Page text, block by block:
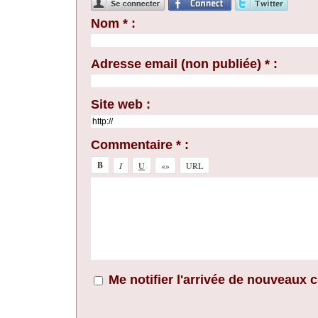
Nom * :
Adresse email (non publiée) * :
Site web :
Commentaire * :
Me notifier l'arrivée de nouveaux